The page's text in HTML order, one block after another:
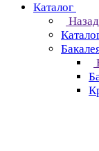
Каталог
Назад